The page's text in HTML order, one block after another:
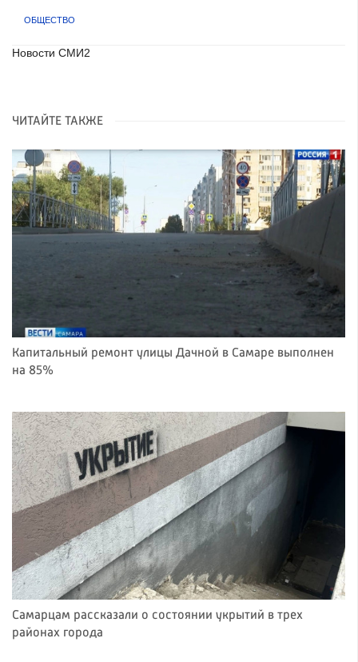
ОБЩЕСТВО
Новости СМИ2
ЧИТАЙТЕ ТАКЖЕ
Капитальный ремонт улицы Дачной в Самаре выполнен
на 85%
Самарцам рассказали о состоянии укрытий в трех
районах города